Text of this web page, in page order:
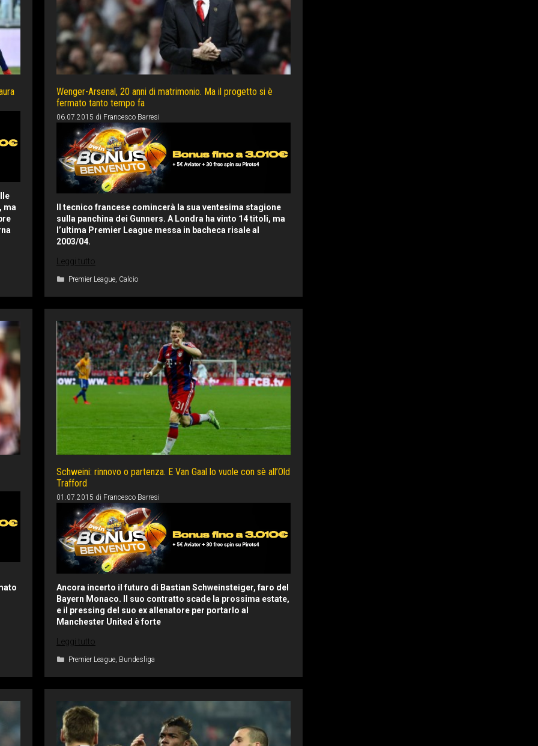
ma
Wenger-Arsenal, 20 anni di matrimonio. Ma il progetto si è
fermato tanto tempo fa
06.07.2015 di Francesco Barresi
Il tecnico francese comincerà la sua ventesima stagione
sulla panchina dei Gunners. A Londra ha vinto 14 titoli, ma
l’ultima Premier League messa in bacheca risale al
2003/04.
Leggi tutto
Categorie
Premier League, Calcio
Schweini: rinnovo o partenza. E Van Gaal lo vuole con sè all’Old
Trafford
01.07.2015 di Francesco Barresi
Ancora incerto il futuro di Bastian Schweinsteiger, faro del
Bayern Monaco. Il suo contratto scade la prossima estate,
e il pressing del suo ex allenatore per portarlo al
Manchester United è forte
Leggi tutto
Categorie
Premier League Bundesliga